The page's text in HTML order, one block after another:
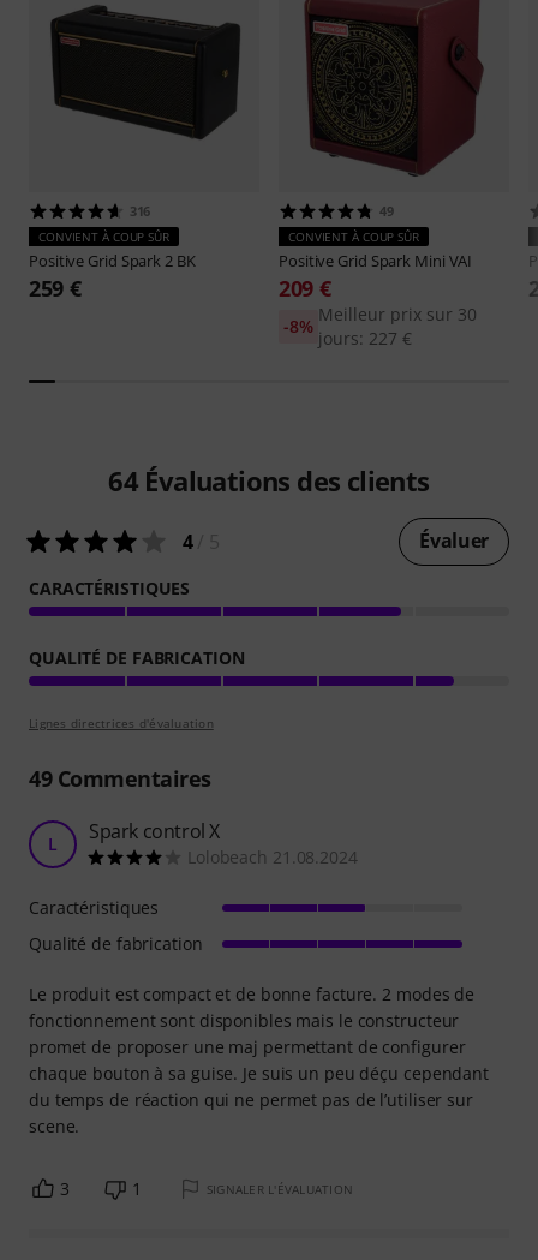
316
CONVIENT À COUP SÛR
Positive Grid Spark 2 BK
259 €
49
CONVIENT À COUP SÛR
Positive Grid Spark Mini VAI
209 €
Meilleur prix sur 30
jours: 227 €
-8%
64 Évaluations des clients
4/ 5 Évaluer
CARACTÉRISTIQUES
QUALITÉ DE FABRICATION
Lignes directrices d'évaluation
49Commentaires
L Spark control X
Lolobeach 21.08.2024
Le produit est compact et de bonne facture. 2 modes de
fonctionnement sont disponibles mais le constructeur
promet de proposer une maj permettant de configurer
chaque bouton à sa guise. Je suis un peu déçu cependant
du temps de réaction qui ne permet pas de l’utiliser sur
scene.
Caractéristiques
Qualité de fabrication
3 1 SIGNALER L'ÉVALUATION